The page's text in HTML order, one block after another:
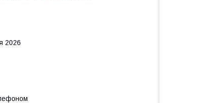
2026